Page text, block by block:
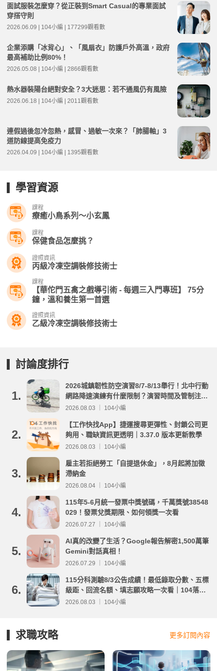
面試服裝怎麼穿？從正裝到Smart Casual的專業面試
穿搭守則
2026.06.09 | 104小編 | 177299觀看數
企業添購「冰背心」、「風扇衣」防護戶外高溫，政府
最高補助比例80%！
2026.05.08 | 104小編 | 2866觀看數
熱水器裝陽台絕對安全？3大迷思：若不通風仍有風險
2026.06.18 | 104小編 | 2011觀看數
連假過後忽冷忽熱，感冒、過敏一次來？「肺腸軸」3
道防線提高免疫力
2026.04.09 | 104小編 | 1395觀看數
學習資源
課程
療癒小鳥系列～小玄鳳
課程
保健食品怎麼挑？
證照資訊
丙級冷凍空調裝修技術士
課程
【華佗門五禽之戲導引術 - 每週三入門專班】 75分
鐘，溫和養生第一首選
證照資訊
乙級冷凍空調裝修技術士
討論度排行
1.
2026城鎮韌性防空演習8/7-8/13舉行！北中行動
網路降速演練有什麼限制？演習時間及管制注意
事項整理
2026.08.03 ｜ 104小編
2.
【工作快找App】捷運搜尋更彈性、封鎖公司更
夠用、職缺資訊更透明｜3.37.0 版本更新教學
2026.08.03 ｜ 104小編
3.
雇主若拒絕勞工「自提退休金」，8月起將加徵
滯納金
2026.08.04 ｜ 104小編
4.
115年5-6月統一發票中獎號碼，千萬獎號38548
029！發票兌獎期限、如何領獎一次看
2026.07.27 ｜ 104小編
5.
AI真的改變了生活？Google報告解密1,500萬筆
Gemini對話真相！
2026.07.29 ｜ 104小編
6.
115分科測驗8/3公告成績！最低錄取分數、五標
級距、回流名額、填志願攻略一次看｜104落點
分析
2026.08.03 ｜ 104小編
求職攻略 更多訂閱內容